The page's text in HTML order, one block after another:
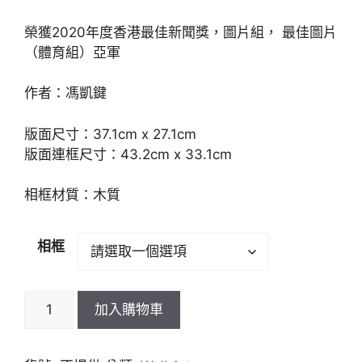
榮獲2020年度香港最佳新聞獎，圖片組， 最佳圖片
（體育組）亞軍
作者：馮凱鍵
版面尺寸：37.1cm x 27.1cm
版面連框尺寸：43.2cm x 33.1cm
相框材質：木質
相框
加入購物車